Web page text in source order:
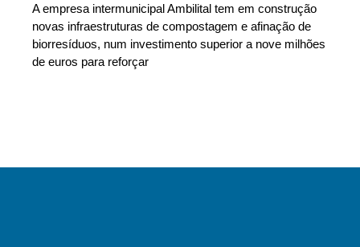
A empresa intermunicipal Ambilital tem em construção
novas infraestruturas de compostagem e afinação de
biorresíduos, num investimento superior a nove milhões
de euros para reforçar